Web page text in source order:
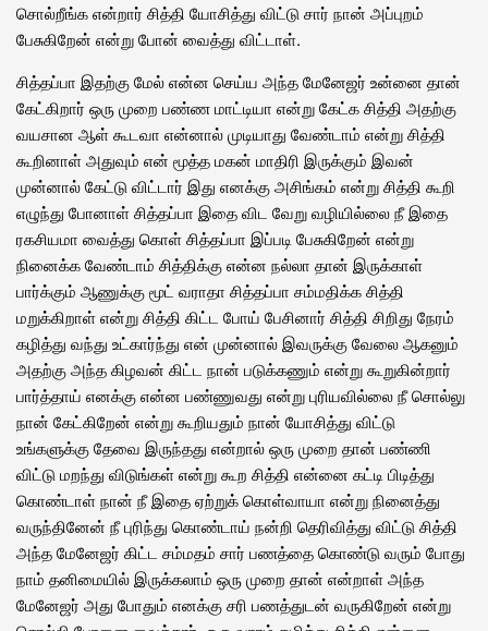
சொல்றீங்க என்றார் சித்தி யோசித்து விட்டு சார் நான் அப்புறம்
பேசுகிறேன் என்று போன் வைத்து விட்டாள்.
சித்தப்பா இதற்கு மேல் என்ன செய்ய அந்த மேனேஜர் உன்னை தான்
கேட்கிறார் ஒரு முறை பண்ண மாட்டியா என்று கேட்க சித்தி அதற்கு
வயசான ஆள் கூடவா என்னால் முடியாது வேண்டாம் என்று சித்தி
கூறினாள் அதுவும் என் மூத்த மகன் மாதிரி இருக்கும் இவன்
முன்னால் கேட்டு விட்டார் இது எனக்கு அசிங்கம் என்று சித்தி கூறி
எழுந்து போனாள் சித்தப்பா இதை விட வேறு வழியில்லை நீ இதை
ரகசியமா வைத்து கொள் சித்தப்பா இப்படி பேசுகிறேன் என்று
நினைக்க வேண்டாம் சித்திக்கு என்ன நல்லா தான் இருக்காள்
பார்க்கும் ஆணுக்கு மூட் வராதா சித்தப்பா சம்மதிக்க சித்தி
மறுக்கிறாள் என்று சித்தி கிட்ட போய் பேசினார் சித்தி சிறிது நேரம்
கழித்து வந்து உட்கார்ந்து என் முன்னால் இவருக்கு வேலை ஆகனும்
அதற்கு அந்த கிழவன் கிட்ட நான் படுக்கணும் என்று கூறுகின்றார்
பார்த்தாய் எனக்கு என்ன பண்ணுவது என்று புரியவில்லை நீ சொல்லு
நான் கேட்கிறேன் என்று கூறியதும் நான் யோசித்து விட்டு
உங்களுக்கு தேவை இருந்தது என்றால் ஒரு முறை தான் பண்ணி
விட்டு மறந்து விடுங்கள் என்று கூற சித்தி என்னை கட்டி பிடித்து
கொண்டாள் நான் நீ இதை ஏற்றுக் கொள்வாயா என்று நினைத்து
வருந்தினேன் நீ புரிந்து கொண்டாய் நன்றி தெரிவித்து விட்டு சித்தி
அந்த மேனேஜர் கிட்ட சம்மதம் சார் பணத்தை கொண்டு வரும் போது
நாம் தனிமையில் இருக்கலாம் ஒரு முறை தான் என்றாள் அந்த
மேனேஜர் அது போதும் எனக்கு சரி பணத்துடன் வருகிறேன் என்று